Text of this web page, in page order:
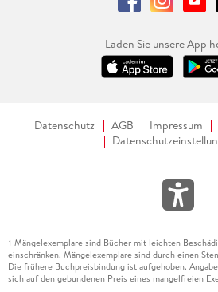
Laden Sie unsere App
Datenschutz AGB Impressum
1 Mängelexemplare sind Bücher mit leichten
einschränken. Mängelexemplare sind durch einen
Die frühere Buchpreisbindung ist aufgehoben.
sich auf den gebundenen Preis eines mangelfreien